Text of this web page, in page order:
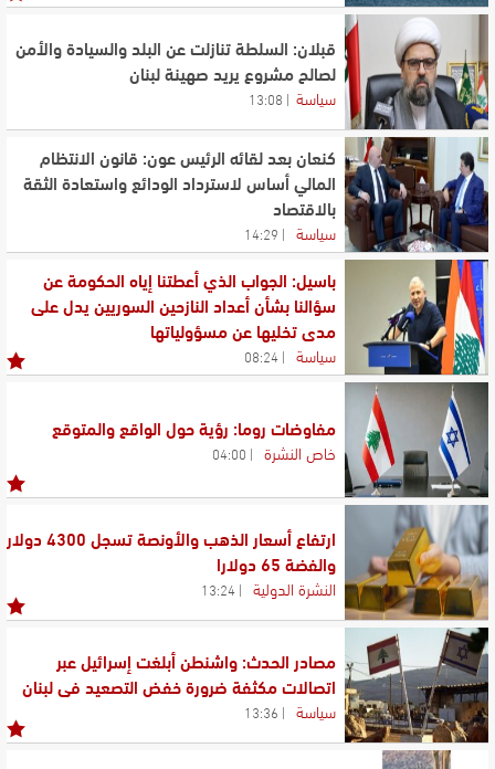
قبلان: السلطة تنازلت عن البلد والسيادة والأمن
لصالح مشروع يريد صهينة لبنان
سياسة 13:08
كنعان بعد لقائه الرئيس عون: قانون الانتظام
المالي أساس لاسترداد الودائع واستعادة الثقة
بالاقتصاد
سياسة 14:29
باسيل: الجواب الذي أعطتنا إياه الحكومة عن
سؤالنا بشأن أعداد النازحين السوريين يدل على
مدى تخليها عن مسؤولياتها
سياسة 08:24
مفاوضات روما: رؤية حول الواقع والمتوقع
خاص النشرة 04:00
ارتفاع أسعار الذهب والأونصة تسجل 4300 دولار
والفضة 65 دولارا
النشرة الدولية 13:24
مصادر الحدث: واشنطن أبلغت إسرائيل عبر
اتصالات مكثفة ضرورة خفض التصعيد في لبنان
سياسة 13:36